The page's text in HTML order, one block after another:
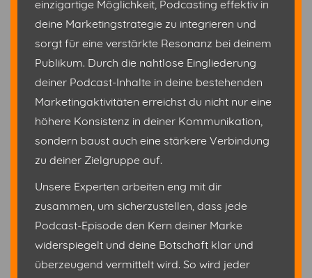
einzigartige Möglichkeit, Podcasting effektiv in
deine Marketingstrategie zu integrieren und
sorgt für eine verstärkte Resonanz bei deinem
Publikum. Durch die nahtlose Eingliederung
deiner Podcast-Inhalte in deine bestehenden
Marketingaktivitäten erreichst du nicht nur eine
höhere Konsistenz in deiner Kommunikation,
sondern baust auch eine stärkere Verbindung
zu deiner Zielgruppe auf.
Unsere Experten arbeiten eng mit dir
zusammen, um sicherzustellen, dass jede
Podcast-Episode den Kern deiner Marke
widerspiegelt und deine Botschaft klar und
überzeugend vermittelt wird. So wird jeder